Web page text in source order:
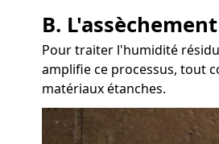
B.
Pour traiter l'humidité
amplifie ce processus, tout
matériaux étanches.